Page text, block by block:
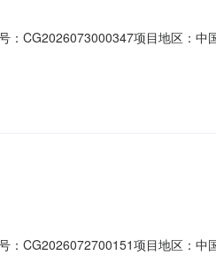
CG2026073000347项目地区：
供应商报价必须使用电子签章四、
CG2026072700151项目地区：